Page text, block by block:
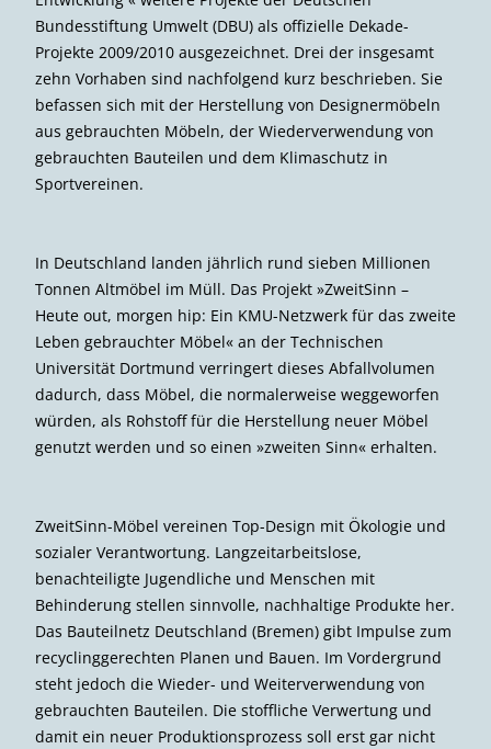
Bundesstiftung Umwelt (DBU) als offizielle Dekade-
Projekte 2009/2010 ausgezeichnet. Drei der insgesamt
zehn Vorhaben sind nachfolgend kurz beschrieben. Sie
befassen sich mit der Herstellung von Designermöbeln
aus gebrauchten Möbeln, der Wiederverwendung von
gebrauchten Bauteilen und dem Klimaschutz in
Sportvereinen.
In Deutschland landen jährlich rund sieben Millionen
Tonnen Altmöbel im Müll. Das Projekt »ZweitSinn –
Heute out, morgen hip: Ein KMU-Netzwerk für das zweite
Leben gebrauchter Möbel« an der Technischen
Universität Dortmund verringert dieses Abfallvolumen
dadurch, dass Möbel, die normalerweise weggeworfen
würden, als Rohstoff für die Herstellung neuer Möbel
genutzt werden und so einen »zweiten Sinn« erhalten.
ZweitSinn-Möbel vereinen Top-Design mit Ökologie und
sozialer Verantwortung. Langzeitarbeitslose,
benachteiligte Jugendliche und Menschen mit
Behinderung stellen sinnvolle, nachhaltige Produkte her.
Das Bauteilnetz Deutschland (Bremen) gibt Impulse zum
recyclinggerechten Planen und Bauen. Im Vordergrund
steht jedoch die Wieder- und Weiterverwendung von
gebrauchten Bauteilen. Die stoffliche Verwertung und
damit ein neuer Produktionsprozess soll erst gar nicht